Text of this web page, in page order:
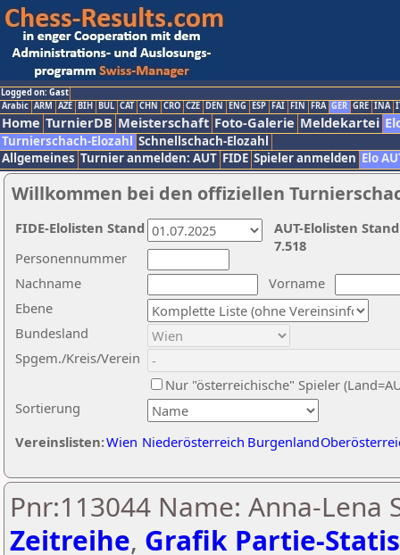
Logged on: Gast
Arabic ARM AZE BIH BUL CAT CHN CRO CZE DEN ENG ESP FAI FIN FRA GER GRE INA
Home TurnierDB Meisterschaft Foto-Galerie Meldekartei
Turnierschach-Elozahl Schnellschach-Elozahl
Allgemeines Turnier anmelden: AUT FIDE Spieler anmelden Elo
Willkommen bei den offiziellen
Nachname
Vorname
Ebene
Sortierung
Personennummer
Bundesland
Spgem./Kreis/Verein
Nur "österreichische" Spieler
Vereinslisten:Wien Niederösterreich Burgenland
AUT-Elolisten
7.518
FIDE-Elolisten Stand
Pnr:113044 Name: Anna-Lena
Zeitreihe, Grafik Partie-